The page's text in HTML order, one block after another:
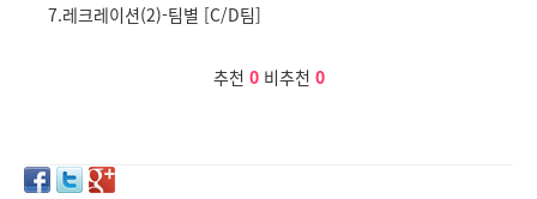
7.레크레이션(2)-팀별 [C/D팀]
추천 0 비추천 0